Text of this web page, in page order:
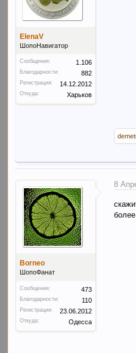
ElenaV
ШопоНавигатор
Сообщения: 1.106
Благодарности: 882
Регистрация: 14.12.2012
Откуда: Харьков
Borneo
ШопоФанат
Сообщения: 473
Благодарности: 110
Регистрация: 23.06.2012
Откуда: Одесса
8